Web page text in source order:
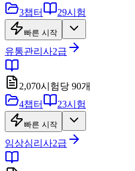
3챕터 29시험
빠른 시작
유통관리사2급
2,070시험당 90개
4챕터 23시험
빠른 시작
임상심리사2급